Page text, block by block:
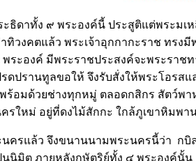
ธิดาทั้ง ๙ พระองค์นี้ ประสูติแต่พระมเห
ทิวงคตแล้ว พระเจ้าอุกกากะราช ทรง
พระองค์ มีพระราชประสงค์จะพระรา
ดปรานทูลขอให้ จึงรับสั่งให้พระโอร
พร้อมด้วยช่างทุกหมู่ ตลอดกสิกร สัตว์พ
ครใหม่ อยู่ที่ดงไม้สักกะ ใกล้ภูเขาหิมพ
นครแล้ว จึงขนานนามพระนครนี้ว่า ก
นนิมิต ภายหลังกษัตริย์ทั้ง ๔ พระองค์นั้น